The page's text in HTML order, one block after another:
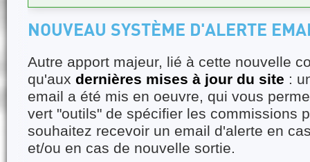
NOUVEAU SYSTÈME D'ALERTE
Autre apport majeur, lié à cette nouvelle
qu'aux dernières mises à jour du site :
email a été mis en oeuvre, qui vous
vert "outils" de spécifier les commissions
souhaitez recevoir un email d'alerte en
et/ou en cas de nouvelle sortie.